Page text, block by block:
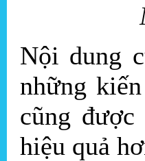
Nội dung
những
cũng
hiệu quả